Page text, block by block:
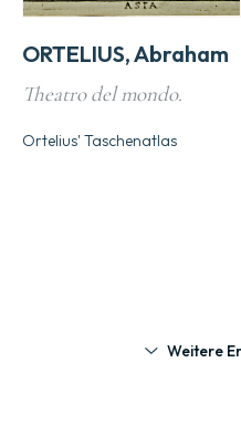
ORTELIUS, Abraham
Theatro del mondo.
Ortelius' Taschenatlas
Weitere